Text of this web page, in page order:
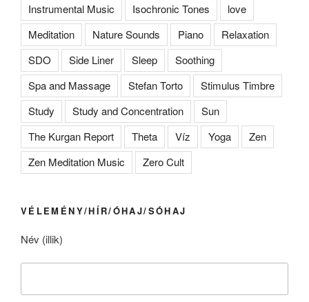
Instrumental Music Isochronic Tones
love
Meditation
Nature Sounds Piano
Relaxation
SDO
Side Liner Sleep
Soothing
Spa and Massage
Stefan Torto
Stimulus Timbre
Study
Study and Concentration
Sun
The Kurgan Report
Theta Víz Yoga
Zen
Zen Meditation Music
Zero Cult
VÉLEMÉNY/HÍR/ÓHAJ/SÓHAJ
Név (illik)